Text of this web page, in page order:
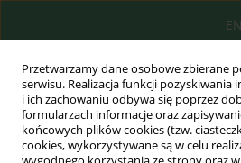
Przetwarzamy dane osobowe zbierane
serwisu. Realizacja funkcji
i ich zachowaniu odbywa się poprzez
formularzach informacje oraz
końcowych plików cookies (tzw.
cookies, wykorzystywane są w celu
EN